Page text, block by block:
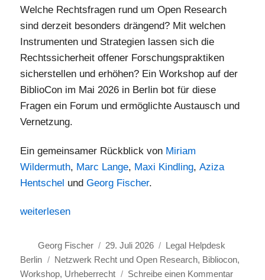
Welche Rechtsfragen rund um Open Research
sind derzeit besonders drängend? Mit welchen
Instrumenten und Strategien lassen sich die
Rechtssicherheit offener Forschungspraktiken
sicherstellen und erhöhen? Ein Workshop auf der
BiblioCon im Mai 2026 in Berlin bot für diese
Fragen ein Forum und ermöglichte Austausch und
Vernetzung.
Ein gemeinsamer Rückblick von Miriam
Wildermuth, Marc Lange, Maxi Kindling,Aziza
Hentschel undGeorg Fischer.
„Offen, aber rechtens! Rückblick auf einen Workshop
weiterlesen
Autor
Georg Fischer
Veröffentlicht
am
29. Juli 2026 Kategorien
Legal Helpdesk
Berlin
Schlagwörter
Netzwerk Recht und Open Research, Bibliocon,
Workshop, Urheberrecht Schreibe einen Kommentarzu